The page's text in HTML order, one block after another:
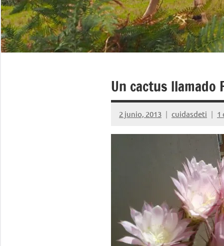
Un cactus llamado
2 junio, 2013 cuidasdeti 1